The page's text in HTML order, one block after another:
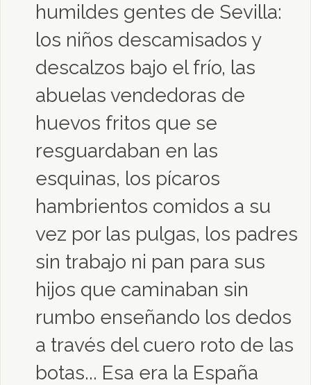
humildes gentes de Sevilla:
los niños descamisados y
descalzos bajo el frío, las
abuelas vendedoras de
huevos fritos que se
resguardaban en las
esquinas, los pícaros
hambrientos comidos a su
vez por las pulgas, los padres
sin trabajo ni pan para sus
hijos que caminaban sin
rumbo enseñando los dedos
a través del cuero roto de las
botas... Esa era la España